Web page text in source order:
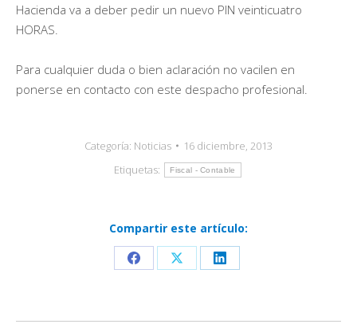
Hacienda va a deber pedir un nuevo PIN veinticuatro
HORAS.
Para cualquier duda o bien aclaración no vacilen en
ponerse en contacto con este despacho profesional.
Categoría: Noticias
16 diciembre, 2013
Etiquetas:
Fiscal - Contable
Compartir este artículo:
Share
Facebook
Share
X
Share
LinkedIn